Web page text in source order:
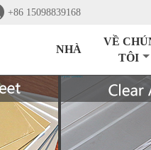
+86 15098839168
NHÀ
VỀ
TÔI